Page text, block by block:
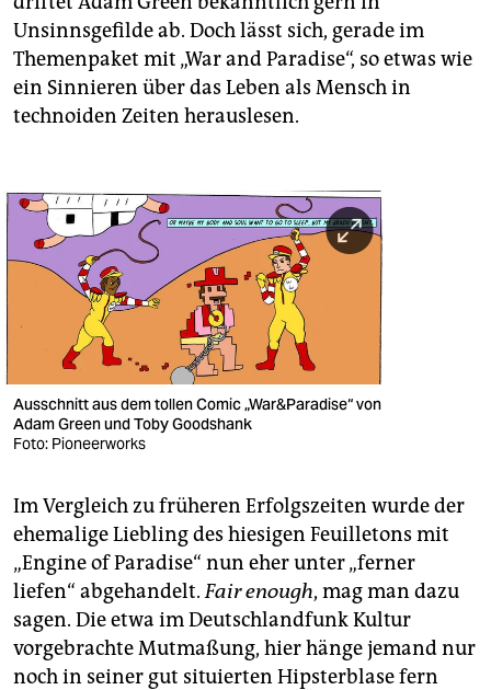
Unsinnsgefilde ab. Doch lässt sich, gerade im
Themenpaket mit „War and Paradise“, so etwas wie
ein Sinnieren über das Leben als Mensch in
technoiden Zeiten herauslesen.
Ausschnitt aus dem tollen Comic „War&Paradise“ von
Adam Green und Toby Goodshank
Foto: Pioneerworks
Im Vergleich zu früheren Erfolgszeiten wurde der
ehemalige Liebling des hiesigen Feuilletons mit
„Engine of Paradise“ nun eher unter „ferner
liefen“ abgehandelt.Fair enough, mag man dazu
sagen. Die etwa im Deutschlandfunk Kultur
vorgebrachte Mutmaßung, hier hänge jemand nur
noch in seiner gut situierten Hipsterblase fern